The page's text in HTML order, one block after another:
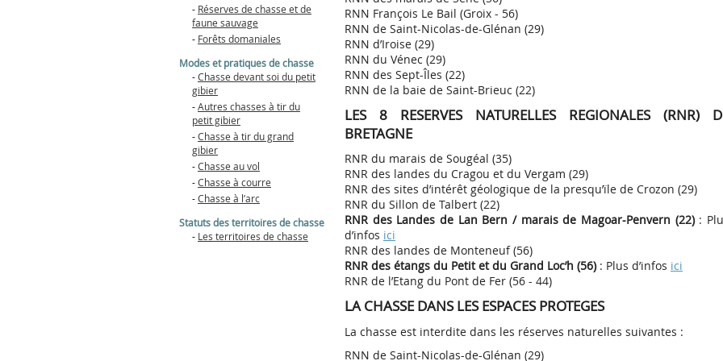
- Réserves de chasse et de
faune sauvage
- Forêts domaniales
Modes et pratiques de chasse
-Chasse devant soi du petit
gibier
-Autres chasses à tir du
petit gibier
-Chasse à tir du grand
gibier
-Chasse au vol
-Chasse à courre
-Chasse à l’arc
Statuts des territoires de chasse
- Les territoires de chasse
RNN François Le Bail (Groix - 56)
RNN de Saint-Nicolas-de-Glénan (29)
RNN d’Iroise (29)
RNN du Vénec (29)
RNN des Sept-Îles (22)
RNN de la baie de Saint-Brieuc (22)
LES 8 RESERVES NATURELLES REGIONALES (RNR)
BRETAGNE
RNR du marais de Sougéal (35)
RNR des landes du Cragou et du Vergam (29)
RNR des sites d’intérêt géologique de la presqu’ïle de Crozon (29)
RNR du Sillon de Talbert (22)
RNR des Landes de Lan Bern / marais de Magoar-Penvern (22):
d’infos ici
RNR des landes de Monteneuf (56)
RNR des étangs du Petit et du Grand Loc’h (56): Plus d’infos ici
RNR de l’Etang du Pont de Fer (56 - 44)
LA CHASSE DANS LES ESPACES PROTEGES
La chasse est interdite dans les réserves naturelles suivantes :
RNN de Saint-Nicolas-de-Glénan (29)